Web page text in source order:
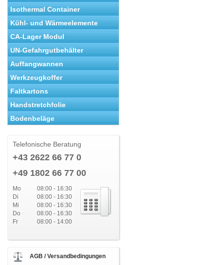
Isothermal Container
Kühl- und Wärmeelemente
CA-Lager Modul
UN-Gefahrgutbehälter
Auffangwannen
Werkzeugkoffer
Faltkartons
Handstretchfolie
Bodenbeläge
Telefonische Beratung
+43 2622 66 77 0
+49 1802 66 77 00
Mo
08:00 - 16:30
Di
08:00 - 16:30
Mi
08:00 - 16:30
Do
08:00 - 16:30
Fr
08:00 - 14:00
AGB / Versandbedingungen